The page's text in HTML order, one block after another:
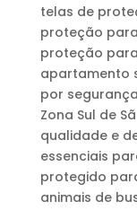
telas de
proteção
proteção
apartamento
por
Zona Sul de
qualidade e
essenciais
protegido
animais de